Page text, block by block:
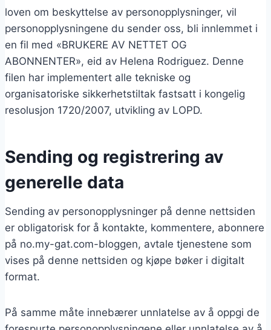
loven om beskyttelse av personopplysninger, vil
personopplysningene du sender oss, bli innlemmet i
en fil med «BRUKERE AV NETTET OG
ABONNENTER», eid av Helena Rodriguez. Denne
filen har implementert alle tekniske og
organisatoriske sikkerhetstiltak fastsatt i kongelig
resolusjon 1720/2007, utvikling av LOPD.
Sending og registrering av
generelle data
Sending av personopplysninger på denne nettsiden
er obligatorisk for å kontakte, kommentere, abonnere
på no.my-gat.com-bloggen, avtale tjenestene som
vises på denne nettsiden og kjøpe bøker i digitalt
format.
På samme måte innebærer unnlatelse av å oppgi de